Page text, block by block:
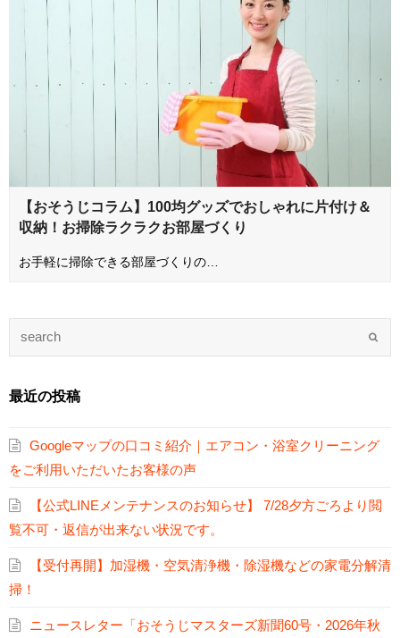
【おそうじコラム】100均グッズでおしゃれに片付け＆
収納！お掃除ラクラクお部屋づくり
お手軽に掃除できる部屋づくりの…
最近の投稿
Googleマップの口コミ紹介｜エアコン・浴室クリーニング
をご利用いただいたお客様の声
【公式LINEメンテナンスのお知らせ】 7/28夕方ごろより閲
覧不可・返信が出来ない状況です。
【受付再開】加湿機・空気清浄機・除湿機などの家電分解清
掃！
ニュースレター「おそうじマスターズ新聞60号・2026年秋